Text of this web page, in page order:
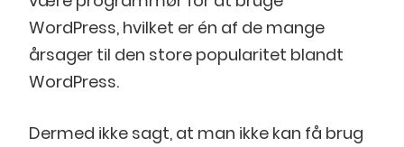
WordPress, hvilket er én af de mange
årsager til den store popularitet blandt
WordPress.
Dermed ikke sagt, at man ikke kan få brug